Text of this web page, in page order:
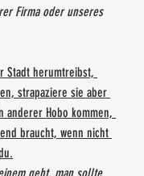
Firma oder unseres
Stadt herumtreibst,
strapaziere sie aber
anderer Hobo kommen,
braucht, wenn nicht
geht, man sollte